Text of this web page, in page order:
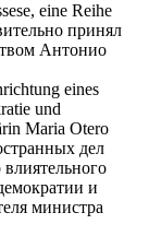
eine Reihe
принял
Антонио
eines
und
Maria Otero
дел
и
министра